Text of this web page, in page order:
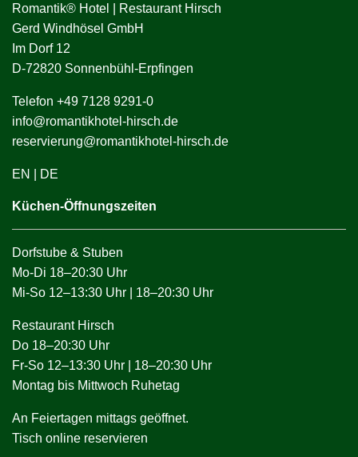
Romantik® Hotel | Restaurant Hirsch
Gerd Windhösel GmbH
Im Dorf 12
D-72820 Sonnenbühl-Erpfingen
Telefon +49 7128 9291-0
info@romantikhotel-hirsch.de
reservierung@romantikhotel-hirsch.de
EN DE
Küchen-Öffnungszeiten
Dorfstube & Stuben
Mo-Di 18–20:30 Uhr
Mi-So 12–13:30 Uhr | 18–20:30 Uhr
Restaurant Hirsch
Do 18–20:30 Uhr
Fr-So 12–13:30 Uhr | 18–20:30 Uhr
Montag bis Mittwoch Ruhetag
An Feiertagen mittags geöffnet.
Tisch online reservieren